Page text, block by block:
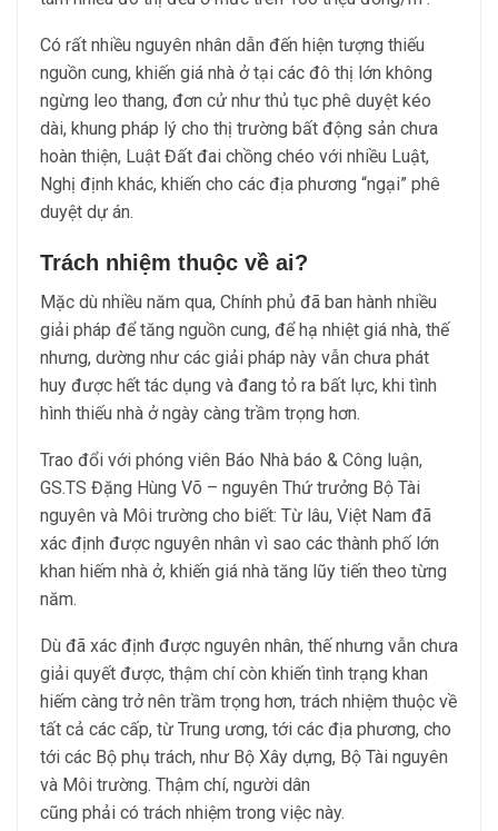
Có rất nhiều nguyên nhân dẫn đến hiện tượng thiếu
nguồn cung, khiến giá nhà ở tại các đô thị lớn không
ngừng leo thang, đơn cử như thủ tục phê duyệt kéo
dài, khung pháp lý cho thị trường bất động sản chưa
hoàn thiện, Luật Đất đai chồng chéo với nhiều Luật,
Nghị định khác, khiến cho các địa phương “ngại” phê
duyệt dự án.
Trách nhiệm thuộc về ai?
Mặc dù nhiều năm qua, Chính phủ đã ban hành nhiều
giải pháp để tăng nguồn cung, để hạ nhiệt giá nhà, thế
nhưng, dường như các giải pháp này vẫn chưa phát
huy được hết tác dụng và đang tỏ ra bất lực, khi tình
hình thiếu nhà ở ngày càng trầm trọng hơn.
Trao đổi với phóng viên Báo Nhà báo & Công luận,
GS.TS Đặng Hùng Võ – nguyên Thứ trưởng Bộ Tài
nguyên và Môi trường cho biết: Từ lâu, Việt Nam đã
xác định được nguyên nhân vì sao các thành phố lớn
khan hiếm nhà ở, khiến giá nhà tăng lũy tiến theo từng
năm.
Dù đã xác định được nguyên nhân, thế nhưng vẫn chưa
giải quyết được, thậm chí còn khiến tình trạng khan
hiếm càng trở nên trầm trọng hơn, trách nhiệm thuộc về
tất cả các cấp, từ Trung ương, tới các địa phương, cho
tới các Bộ phụ trách, như Bộ Xây dựng, Bộ Tài nguyên
và Môi trường. Thậm chí, người dân
cũng phải có trách nhiệm trong việc này.